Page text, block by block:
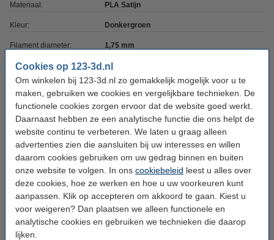
Cookies op 123-3d.nl
Om winkelen bij 123-3d.nl zo gemakkelijk mogelijk voor u te
maken, gebruiken we cookies en vergelijkbare technieken. De
functionele cookies zorgen ervoor dat de website goed werkt.
Daarnaast hebben ze een analytische functie die ons helpt de
website continu te verbeteren. We laten u graag alleen
advertenties zien die aansluiten bij uw interesses en willen
daarom cookies gebruiken om uw gedrag binnen en buiten
onze website te volgen. In ons cookiebeleid leest u alles over
deze cookies, hoe ze werken en hoe u uw voorkeuren kunt
aanpassen. Klik op accepteren om akkoord te gaan. Kiest u
voor weigeren? Dan plaatsen we alleen functionele en
analytische cookies en gebruiken we technieken die daarop
lijken.
Materiaal: PLA Satijn
Kleur: Donkergroen
Filament diameter: 1,75 mm
Hoeveelheid: 1 kg
Printtemperatuur: 215 - 240 °C
Heated bed temp: 50 - 60 °C
± 0,05 mm
Rondheid: >95%
1,24 g/cm³
Spoel buitendiameter: Ø 20,0 cm
Spoel binnendiameter: Ø 5,2 cm
Spoel breedte: 6,8 cm